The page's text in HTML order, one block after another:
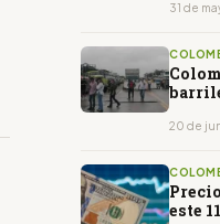
de
31 de
20 de
este